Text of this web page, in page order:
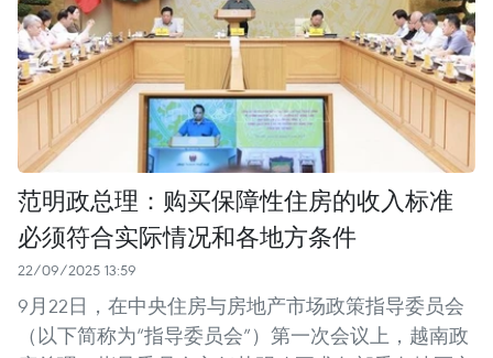
范明政总理：购买保障性住房的收入标准
必须符合实际情况和各地方条件
22/09/2025 13:59
9月22日，在中央住房与房地产市场政策指导委员会
（以下简称为“指导委员会”）第一次会议上，越南政